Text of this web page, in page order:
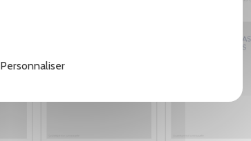
Personnaliser